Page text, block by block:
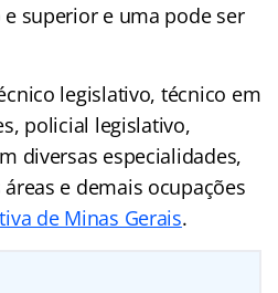
superior e uma pode ser
legislativo, técnico em
policial legislativo,
diversas especialidades,
e demais ocupações
de Minas Gerais.